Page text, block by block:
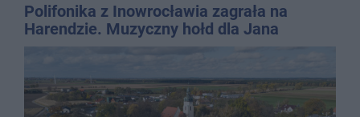
Polifonika z Inowrocławia zagrała na
Harendzie. Muzyczny hołd dla Jana
Kasprowicza